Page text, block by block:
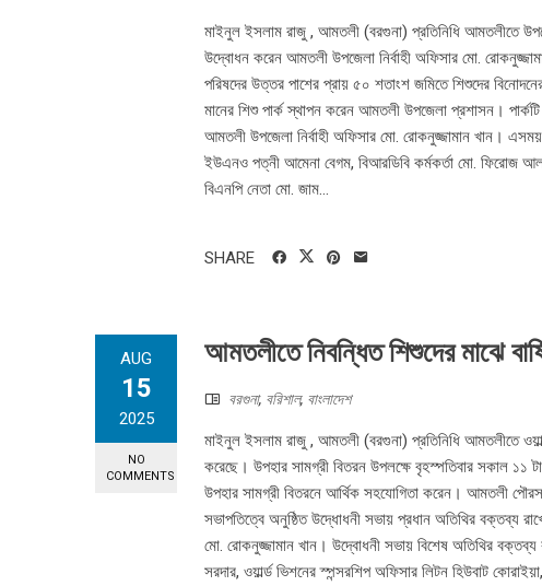
মাইনুল ইসলাম রাজু , আমতলী (বরগুনা) প্রতিনিধি আমতলীতে
উদ্বোধন করেন আমতলী উপজেলা নির্বাহী অফিসার মো.
পরিষদের উত্তর পাশের প্রায় ৫০ শতাংশ জমিতে শিশুদের
মানের শিশু পার্ক স্থাপন করেন আমতলী উপজেলা প্রশাসন।
আমতলী উপজেলা নির্বাহী অফিসার মো. রোকনুজ্জামান খান।
ইউএনও পত্নী আমেনা বেগম, বিআরডিবি কর্মকর্তা মো. ফিরোজ
বিএনপি নেতা মো. জাম...
SHARE
AUG
15
2025
NO
COMMENTS
আমতলীতে নিবন্ধিত শিশুদের মাঝে
বরগুনা, বরিশাল, বাংলাদেশ
মাইনুল ইসলাম রাজু , আমতলী (বরগুনা) প্রতিনিধি আমতলীতে
করেছে। উপহার সামগ্রী বিতরন উপলক্ষে বৃহস্পতিবার সকাল ১১
উপহার সামগ্রী বিতরনে আর্থিক সহযোগিতা করেন। আমতলী
সভাপতিত্বে অনুষ্ঠিত উদ্ধোধনী সভায় প্রধান অতিথির বক্তব্য
মো. রোকনুজ্জামান খান। উদ্বোধনী সভায় বিশেষ অতিথির
সরদার, ওয়ার্ল্ড ভিশনের স্পন্সরশিপ অফিসার লিটন হিউবাট